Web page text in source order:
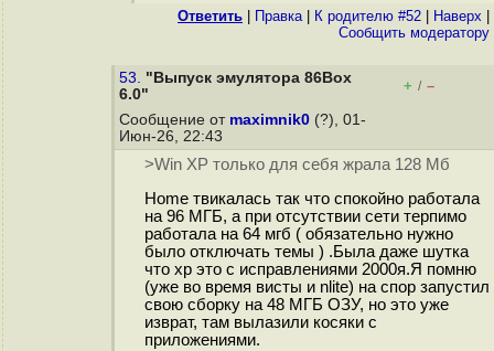
Ответить Правка| К родителю #52 Наверх
Cообщить модератору
53. "Выпуск эмулятора 86Box
6.0"
+ / –
Сообщение от maximnik0 (?), 01-
Июн-26, 22:43
>Win XP только для себя жрала 128 Мб
Home твикалась так что спокойно работала
на 96 МГБ, а при отсутствии сети терпимо
работала на 64 мгб ( обязательно нужно
было отключать темы ) .Была даже шутка
что xp это с исправлениями 2000я.Я помню
(уже во время висты и nlite) на спор запустил
свою сборку на 48 МГБ ОЗУ, но это уже
изврат, там вылазили косяки с
приложениями.